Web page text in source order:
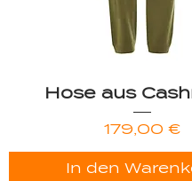
Hose aus
Preis
179,00 €
In den